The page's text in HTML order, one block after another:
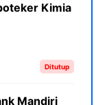
Kimia
Ditutup
Mandiri